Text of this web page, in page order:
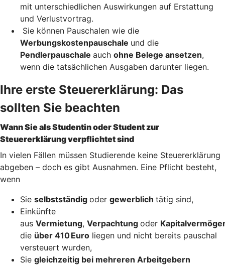
mit unterschiedlichen Auswirkungen auf Erstattung
und Verlustvortrag.
Sie können Pauschalen wie die
Werbungskostenpauschale und die
Pendlerpauschale auch ohne Belege ansetzen,
wenn die tatsächlichen Ausgaben darunter liegen.
Ihre erste Steuererklärung: Das
sollten Sie beachten
Wann Sie als Studentin oder Student zur
Steuererklärung verpflichtet sind
In vielen Fällen müssen Studierende keine Steuererklärung
abgeben – doch es gibt Ausnahmen. Eine Pflicht besteht,
wenn
Sie selbstständig oder gewerblich tätig sind,
Einkünfte
aus Vermietung, Verpachtung oder
die über 410 Euro liegen und nicht bereits pauschal
versteuert wurden,
Sie gleichzeitig bei mehreren Arbeitgebern